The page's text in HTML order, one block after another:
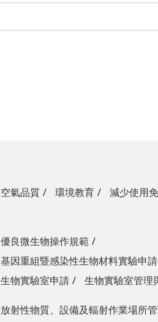
空氣品質 環境教育 減少使用
優良微生物操作規範
基因重組暨感染性生物材料實驗申請
生物實驗室申請
生物實驗室管理
放射性物質、設備及輻射作業場所